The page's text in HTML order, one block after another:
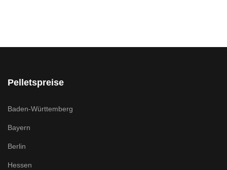
Pelletspreise
Baden-Württemberg
Bayern
Berlin
Hessen